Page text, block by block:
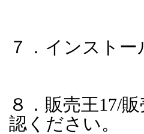
７．インスト
８．販売王17/販
認ください。